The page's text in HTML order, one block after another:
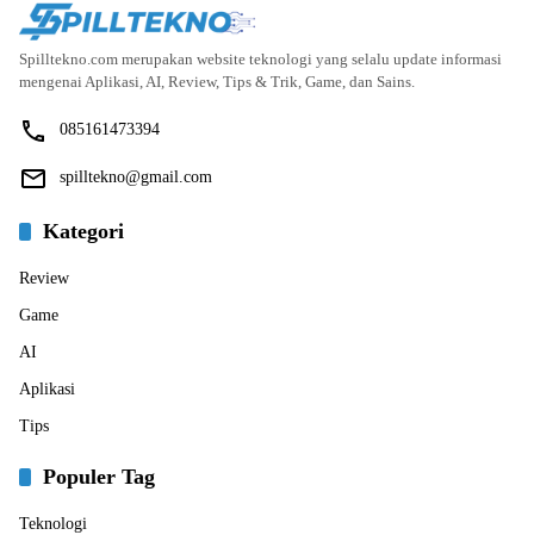
Spilltekno.com merupakan website teknologi yang selalu update informasi
mengenai Aplikasi, AI, Review, Tips & Trik, Game, dan Sains.
085161473394
spilltekno@gmail.com
Kategori
Review
Game
AI
Aplikasi
Tips
Populer Tag
Teknologi